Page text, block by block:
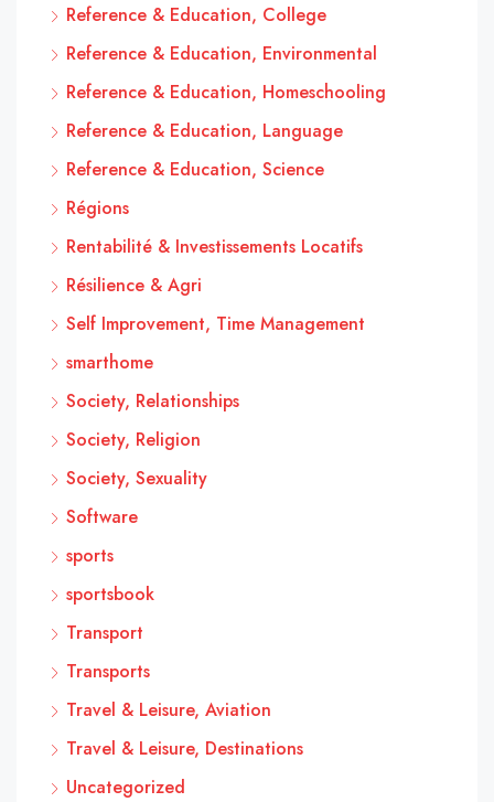
Reference & Education, College
Reference & Education, Environmental
Reference & Education, Homeschooling
Reference & Education, Language
Reference & Education, Science
Régions
Rentabilité & Investissements Locatifs
Résilience & Agri
Self Improvement, Time Management
smarthome
Society, Relationships
Society, Religion
Society, Sexuality
Software
sports
sportsbook
Transport
Transports
Travel & Leisure, Aviation
Travel & Leisure, Destinations
Uncategorized